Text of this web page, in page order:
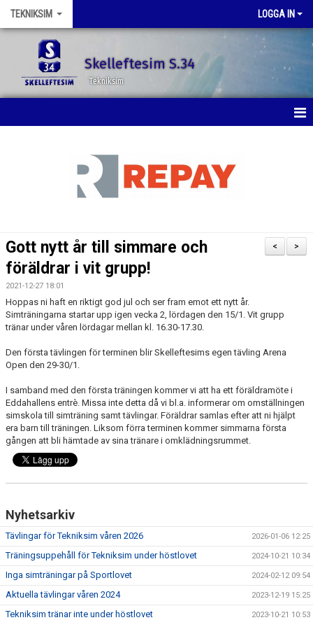
TEKNIKSIM LOGGA IN
Skelleftesim S.34
Tekniksim
DOKUMENT
KONTAKT
>
<
Gott nytt år till simmare och
föräldrar i vit grupp!
2021-12-27 18:01
Hoppas ni haft en riktigt god jul och ser fram emot ett nytt år.
Simträningarna startar upp igen vecka 2, lördagen den 15/1. Vit grupp
tränar under våren lördagar mellan kl. 16.30-17.30.
Den första tävlingen för terminen blir Skelleftesims egen tävling Arena
Open den 29-30/1.
I samband med den första träningen kommer vi att ha ett föräldramöte i
Eddahallens entrè. Missa inte detta då vi bl.a. informerar om omställningen
simskola till simträning samt tävlingar. Föräldrar samlas efter att ni hjälpt
era barn till träningen. Liksom förra terminen kommer simmarna första
gången att bli hämtade av sina tränare i omklädningsrummet.
Nyhetsarkiv
Tävlingar för Tekniksim våren 2026 2026-01-06 12:25
Träningsuppehåll för Tekniksim under höstlovet 2024-10-21 10:34
Inga simträningar på Sportlovet 2024-02-12 09:54
Aktuella tävlingar våren 2024 2023-12-19 15:25
Tekniksim tränar inte under höstlovet 2023-10-21 10:53